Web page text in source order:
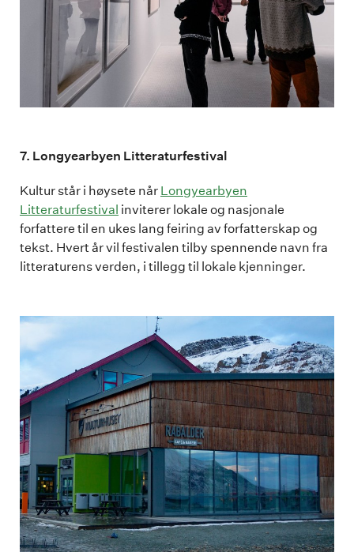
7. Longyearbyen Litteraturfestival
Kultur står i høysete når Longyearbyen
Litteraturfestival inviterer lokale og nasjonale
forfattere til en ukes lang feiring av forfatterskap og
tekst. Hvert år vil festivalen tilby spennende navn fra
litteraturens verden, i tillegg til lokale kjenninger.